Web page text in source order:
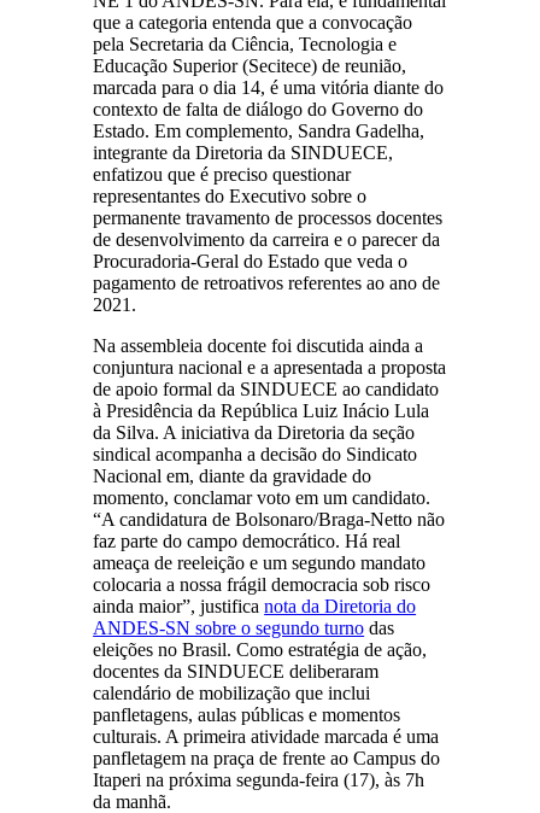
que a categoria entenda que a convocação
pela Secretaria da Ciência, Tecnologia e
Educação Superior (Secitece) de reunião,
marcada para o dia 14, é uma vitória diante do
contexto de falta de diálogo do Governo do
Estado. Em complemento, Sandra Gadelha,
integrante da Diretoria da SINDUECE,
enfatizou que é preciso questionar
representantes do Executivo sobre o
permanente travamento de processos docentes
de desenvolvimento da carreira e o parecer da
Procuradoria-Geral do Estado que veda o
pagamento de retroativos referentes ao ano de
2021.
Na assembleia docente foi discutida ainda a
conjuntura nacional e a apresentada a proposta
de apoio formal da SINDUECE ao candidato
à Presidência da República Luiz Inácio Lula
da Silva. A iniciativa da Diretoria da seção
sindical acompanha a decisão do Sindicato
Nacional em, diante da gravidade do
momento, conclamar voto em um candidato.
“A candidatura de Bolsonaro/Braga-Netto não
faz parte do campo democrático. Há real
ameaça de reeleição e um segundo mandato
colocaria a nossa frágil democracia sob risco
ainda maior”, justificanota da Diretoria do
ANDES-SN sobre o segundo turno das
eleições no Brasil. Como estratégia de ação,
docentes da SINDUECE deliberaram
calendário de mobilização que inclui
panfletagens, aulas públicas e momentos
culturais. A primeira atividade marcada é uma
panfletagem na praça de frente ao Campus do
Itaperi na próxima segunda-feira (17), às 7h
da manhã.